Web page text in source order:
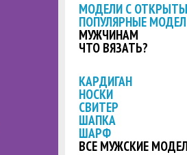
МОДЕЛИ С
ПОПУЛЯРНЫЕ
МУЖЧИНАМ
ЧТО ВЯЗАТЬ?
КАРДИГАН
НОСКИ
СВИТЕР
ШАПКА
ШАРФ
ВСЕ МУЖСКИЕ